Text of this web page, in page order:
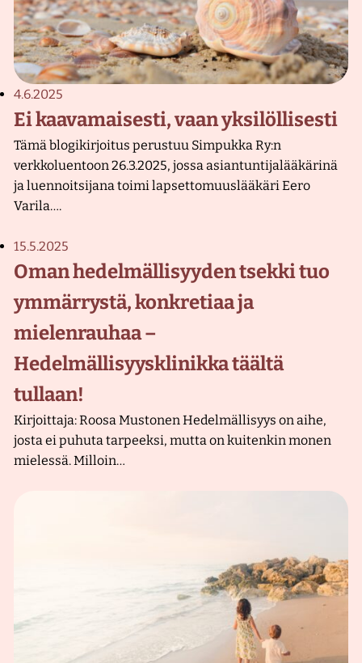
4.6.2025
Ei kaavamaisesti, vaan yksilöllisesti
Tämä blogikirjoitus perustuu Simpukka Ry:n
verkkoluentoon 26.3.2025, jossa asiantuntijalääkärinä
ja luennoitsijana toimi lapsettomuuslääkäri Eero
Varila….
15.5.2025
Oman hedelmällisyyden tsekki tuo
ymmärrystä, konkretiaa ja
mielenrauhaa –
Hedelmällisyysklinikka täältä
tullaan!
Kirjoittaja: Roosa Mustonen Hedelmällisyys on aihe,
josta ei puhuta tarpeeksi, mutta on kuitenkin monen
mielessä. Milloin…